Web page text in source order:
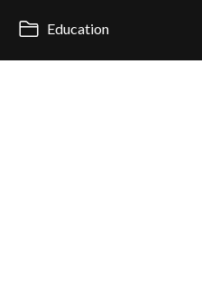
Education